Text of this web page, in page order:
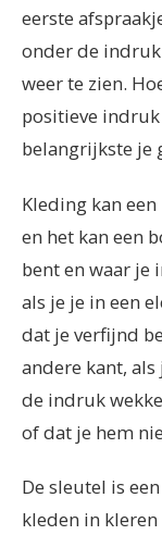
eerste
onder de
weer te zien.
positieve indruk
belangrijkste je
Kleding kan
en het kan een
bent en waar je
als je je in een
dat je verfijnd
andere kant,
de indruk
of dat je hem
De sleutel is
kleden in